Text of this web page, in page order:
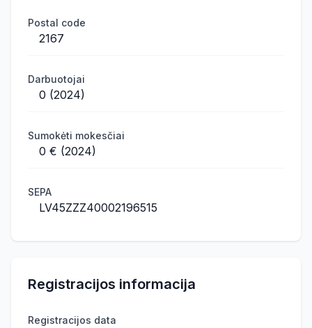
Postal code
2167
Darbuotojai
0 (2024)
Sumokėti mokesčiai
0 € (2024)
SEPA
LV45ZZZ40002196515
Registracijos informacija
Registracijos data